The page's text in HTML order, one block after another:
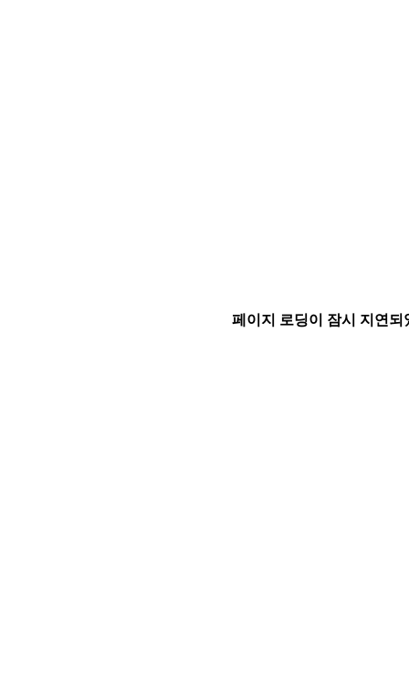
페이지 로딩이 잠시 지연